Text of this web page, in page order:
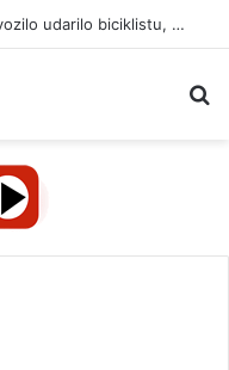
Teška nesreća u Ilijašu: Teretno vozilo udarilo biciklistu, 75-godišnjak zadržan u bolnici